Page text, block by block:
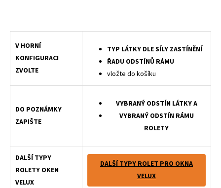
V HORNÍ
KONFIGURACI
ZVOLTE
TYP LÁTKY DLE SÍLY ZASTÍNĚNÍ
ŘADU ODSTÍNŮ RÁMU
vložte do košíku
DO POZNÁMKY
ZAPIŠTE
VYBRANÝ ODSTÍN LÁTKY A
VYBRANÝ ODSTÍN RÁMU
ROLETY
DALŠÍ TYPY
ROLETY OKEN
VELUX
DALŠÍ TYPY ROLET PRO OKNA
VELUX